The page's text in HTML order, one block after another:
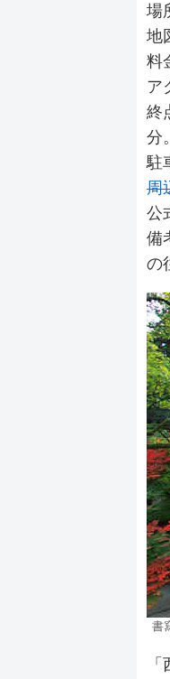
場
地
料
ア
終
分。
駐
周
公
備
の
書